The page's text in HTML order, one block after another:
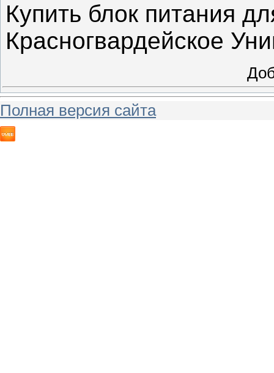
Купить блок питания
Красногвардейское
Полная версия сайта